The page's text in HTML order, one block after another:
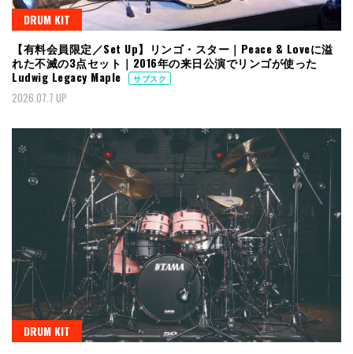
DRUM KIT
【有料会員限定／Set Up】リンゴ・スター｜Peace & Loveに溢
れた不滅の3点セット｜2016年の来日公演でリンゴが使った
Ludwig Legacy Maple
サブスク
2026.07.7 UP
DRUM KIT